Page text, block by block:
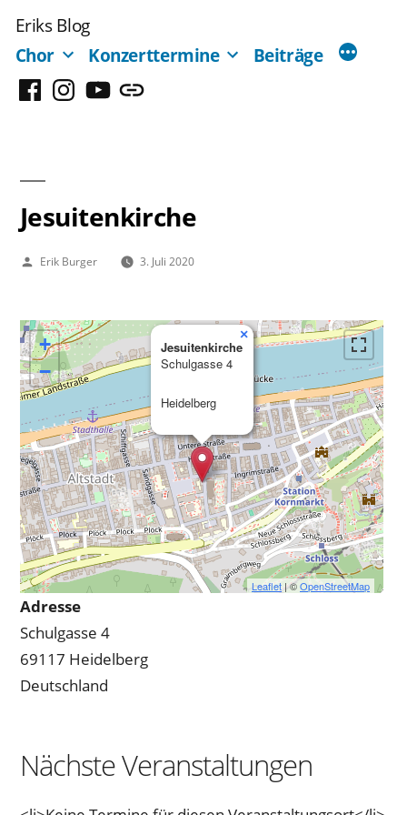
Inhalt
springen
Eriks Blog
Chor
Konzerttermine Beiträge
FacebookInstagram
YouTubeMastodon
Jesuitenkirche
Veröffentlicht
Erik Burger 3. Juli 2020
Jesuitenkirche
Schulgasse 4
Heidelberg
×
+
−
Leaflet| ©OpenStreetMap
Adresse
Schulgasse 4
69117 Heidelberg
Deutschland
Nächste Veranstaltungen